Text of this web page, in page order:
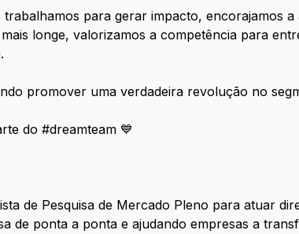
para gerar impacto, encorajamos
longe, valorizamos a competência para
promover uma verdadeira revolução no
do #dreamteam 💙
de Pesquisa de Mercado Pleno para atuar
de ponta a ponta e ajudando empresas a